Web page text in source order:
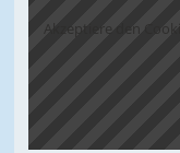
Akzeptiere den